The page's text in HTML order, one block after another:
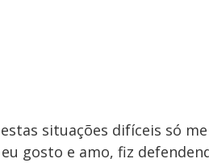
situações difíceis só
gosto e amo, fiz